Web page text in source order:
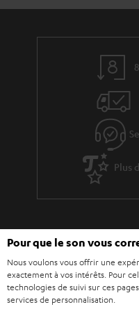
Plus
Pour que le son vous
Nous voulons vous offrir une
exactement à vos intérêts. Pour
technologies de suivi sur ces
services de personnalisation.